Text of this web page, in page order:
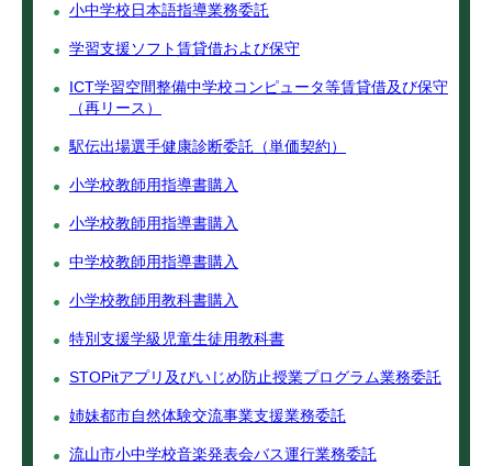
小中学校日本語指導業務委託
学習支援ソフト賃貸借および保守
ICT学習空間整備中学校コンピュータ等賃貸借及び保守
（再リース）
駅伝出場選手健康診断委託（単価契約）
小学校教師用指導書購入
小学校教師用指導書購入
中学校教師用指導書購入
小学校教師用教科書購入
特別支援学級児童生徒用教科書
STOPitアプリ及びいじめ防止授業プログラム業務委託
姉妹都市自然体験交流事業支援業務委託
流山市小中学校音楽発表会バス運行業務委託